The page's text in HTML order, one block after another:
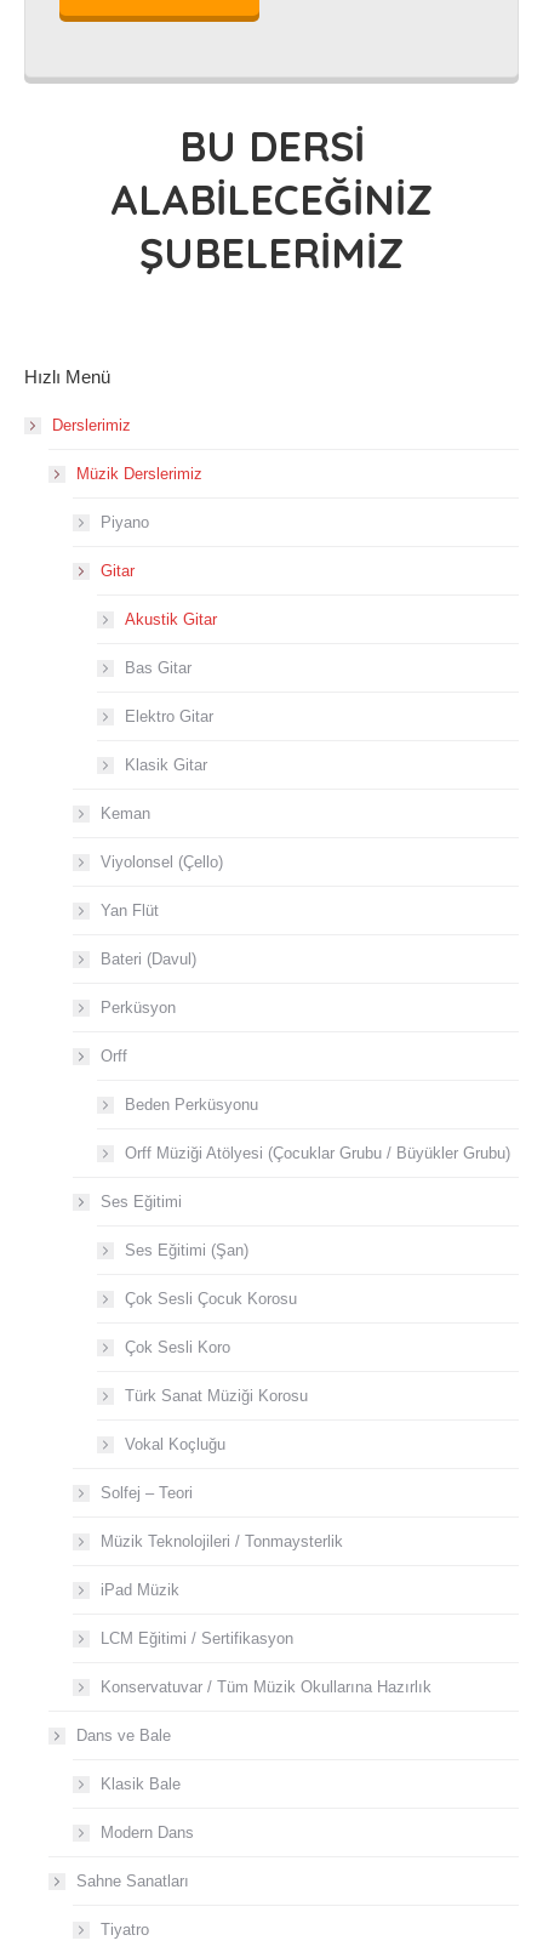
BU DERSİ
ALABİLECEĞİNİZ
ŞUBELERİMİZ
Hızlı Menü
Derslerimiz
Müzik Derslerimiz
Piyano
Gitar
Akustik Gitar
Bas Gitar
Elektro Gitar
Klasik Gitar
Keman
Viyolonsel (Çello)
Yan Flüt
Bateri (Davul)
Perküsyon
Orff
Beden Perküsyonu
Orff Müziği Atölyesi (Çocuklar Grubu / Büyükler Grubu)
Ses Eğitimi
Ses Eğitimi (Şan)
Çok Sesli Çocuk Korosu
Çok Sesli Koro
Türk Sanat Müziği Korosu
Vokal Koçluğu
Solfej – Teori
Müzik Teknolojileri / Tonmaysterlik
iPad Müzik
LCM Eğitimi / Sertifikasyon
Konservatuvar / Tüm Müzik Okullarına Hazırlık
Dans ve Bale
Klasik Bale
Modern Dans
Sahne Sanatları
Tiyatro